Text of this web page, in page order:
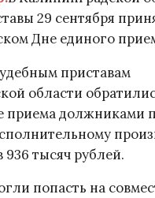
29 сентября
Дне единого
приставам
области
приема должниками
тысяч рублей.
попасть на